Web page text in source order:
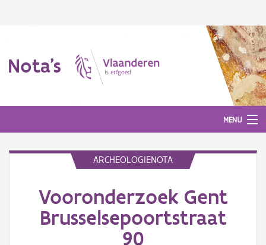
Nota's
MENU
Aanmelden
ARCHEOLOGIENOTA
Vooronderzoek Gent
Brusselsepoortstraat
90